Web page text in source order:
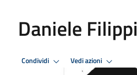
Daniele Filippi
Condividi Vedi azioni